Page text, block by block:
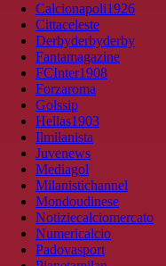
Calcionapoli1926
Cittaceleste
Derbyderbyderby
Fantamagazine
FCInter1908
Forzaroma
Golssip
Hellas1903
Ilmilanista
Juvenews
Mediagol
Milanistichannel
Mondoudinese
Notiziecalciomercato
Numericalcio
Padovasport